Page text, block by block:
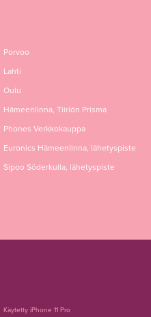
Porvoo
Lahti
Oulu
Hämeenlinna, Tiiriön Prisma
Phones Verkkokauppa
Euronics Hämeenlinna, lähetyspiste
Sipoo Söderkulla, lähetyspiste
Käytetty iPhone 11 Pro